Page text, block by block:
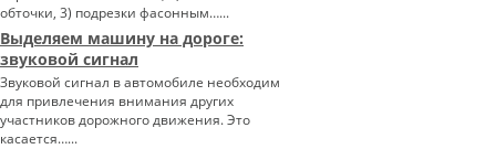
обточки, 3) подрезки фасонным…...
Выделяем машину на дороге:
звуковой сигнал
Звуковой сигнал в автомобиле необходим
для привлечения внимания других
участников дорожного движения. Это
касается…...